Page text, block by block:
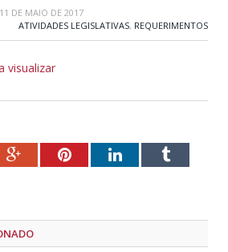
11 DE MAIO DE 2017
ATIVIDADES LEGISLATIVAS, REQUERIMENTOS
visualizar
Google+PinterestLinkedInTumblr